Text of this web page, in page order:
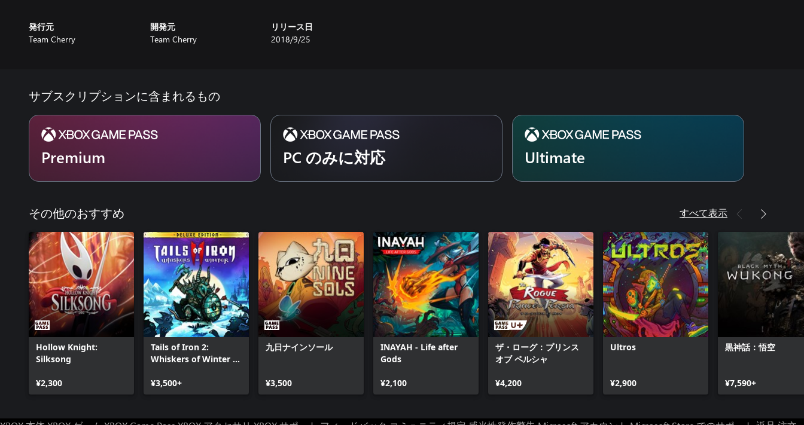
騎士など様々な敵と遭遇します。すべての敵を見つけ出して「狩猟者の記録」を完成させましょ
う！
コンテンツパックの詳細
・隠された夢：強力な敵、新しいボス戦、新しい音楽、その他新要素が追加されます。
・グリム巡業団：悪夢のランタンに火を灯し、巡業団を召喚しましょう。新しいクエスト、ボ
ス、チャーム、そしてキャラクターも登場します。
・生命の血：新たな地図ツール、ボス、音楽といった新要素が追加されます。
・神を求む者：神々の中に自らの地位を確立しましょう。新たなボス、クエスト、ゲームモード
が追加されます。
発行元
Team Cherry
開発元
Team Cherry
リリース日
2018/9/25
サブスクリプションに含まれるもの
Premium PC のみに対応 Ultimate
その他のおすすめ すべて表示
Hollow Knight:
Silksong
¥2,300
Tails of Iron 2:
Whiskers of Winter -
¥3,500+
九日ナインソール
¥3,500
INAYAH - Life after
Gods
¥2,100
ザ・ローグ：プリンス
オブ ペルシャ
¥4,200
Ultros
¥2,900
黒神話：悟空
¥7,590+